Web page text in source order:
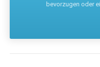
bevorzugen oder